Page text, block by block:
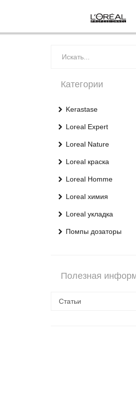
Категории
Kerastase
Loreal Expert
Loreal Nature
Loreal краска
Loreal Homme
Loreal химия
Loreal укладка
Помпы дозаторы
Полезная
Статьи